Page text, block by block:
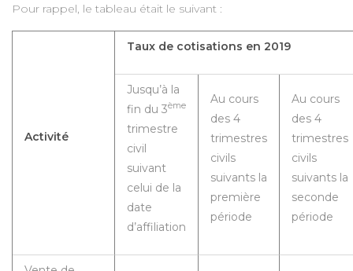
Pour rappel, le tableau était le suivant :
Activité
Taux de cotisations en 2019
Jusqu’à la
fin du 3ème
trimestre
civil
suivant
celui de la
date
d’affiliation
Au cours
des 4
trimestres
civils
suivants la
première
période
Au cours
des 4
trimestres
civils
suivants la
seconde
période